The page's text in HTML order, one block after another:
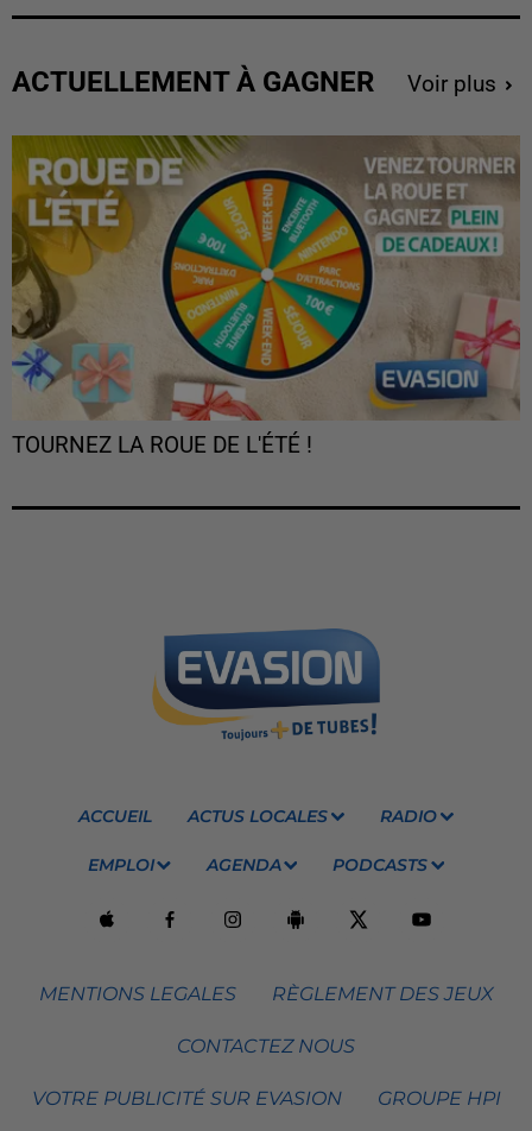
ACTUELLEMENT À GAGNER Voir plus
TOURNEZ LA ROUE DE L'ÉTÉ !
ACCUEIL ACTUS LOCALES RADIO
EMPLOI AGENDA PODCASTS
MENTIONS LEGALES RÈGLEMENT DES JEUX
CONTACTEZ NOUS
VOTRE PUBLICITÉ SUR EVASION GROUPE HPI